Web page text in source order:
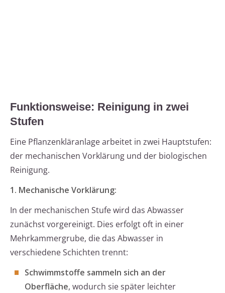
Funktionsweise: Reinigung in zwei
Stufen
Eine Pflanzenkläranlage arbeitet in zwei Hauptstufen:
der mechanischen Vorklärung und der biologischen
Reinigung.
1. Mechanische Vorklärung:
In der mechanischen Stufe wird das Abwasser
zunächst vorgereinigt. Dies erfolgt oft in einer
Mehrkammergrube, die das Abwasser in
verschiedene Schichten trennt:
Schwimmstoffe sammeln sich an der
Oberfläche, wodurch sie später leichter